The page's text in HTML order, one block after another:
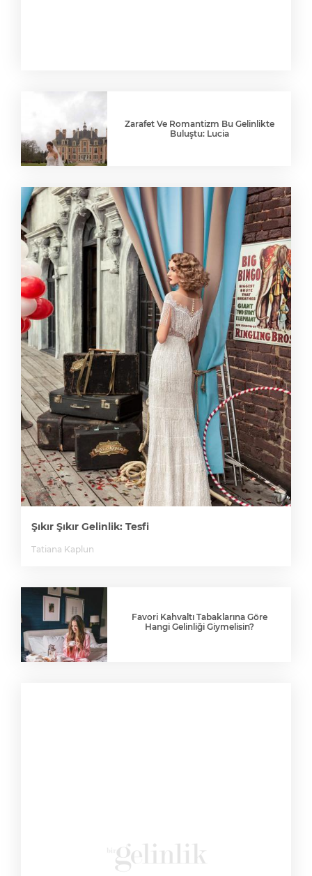
Zarafet Ve Romantizm Bu Gelinlikte
Buluştu: Lucia
Şıkır Şıkır Gelinlik: Tesfi
Tatiana Kaplun
Favori Kahvaltı Tabaklarına Göre
Hangi Gelinliği Giymelisin?